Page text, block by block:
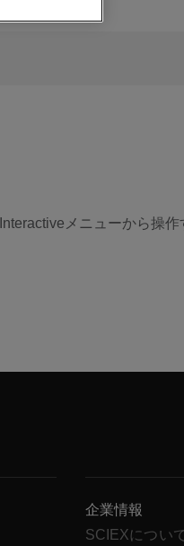
メニューから操
企業情報
SCIEXについ